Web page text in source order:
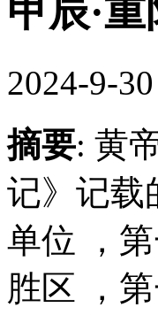
甲辰·
2024-9-
摘要: 黄
记》记载
单位 ，
胜区 ，